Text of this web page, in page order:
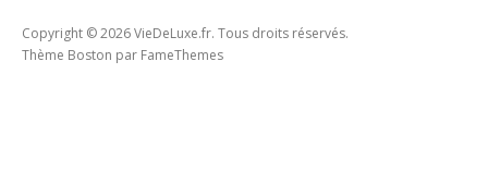
Copyright © 2026 VieDeLuxe.fr. Tous droits réservés.
Thème Boston par FameThemes